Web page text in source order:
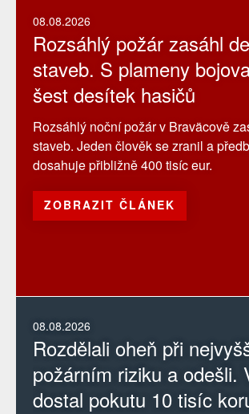
08.08.2026
Rozdělali oheň při
požárním riziku a odešli.
dostal pokutu 10 tisíc
08.08.2026
Rozsáhlý požár zasáhl
staveb. S plameny
šest desítek hasičů
Rozsáhlý noční požár v Braväcově
staveb. Jeden člověk se zranil a
dosahuje přibližně 400 tisíc eur.
ZOBRAZIT ČLÁNEK